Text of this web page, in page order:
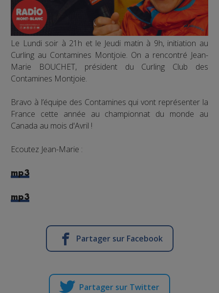
Le Lundi soir à 21h et le Jeudi matin à 9h, initiation au
Curling au Contamines Montjoie. On a rencontré Jean-
Marie BOUCHET, président du Curling Club des
Contamines Montjoie.
Bravo à l’équipe des Contamines qui vont représenter la
France cette année au championnat du monde au
Canada au mois d'Avril !
Ecoutez Jean-Marie :
mp3
mp3
Partager sur Facebook
Partager sur Twitter